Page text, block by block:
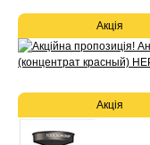
Акція
Акція